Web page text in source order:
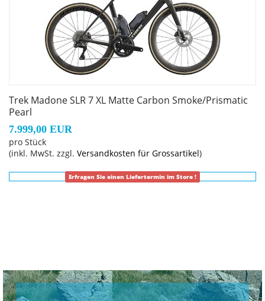
die Anpassung der Positionierung auf dem Bike, um
entweder in der Oberlenkerposition von einer besseren
Aerodynamik zu profitieren oder im Unterlenker mehr
Kraft aufs Pedal zu bringen.
Die mitgelieferten RSL Aero Trinkflaschen und
entwickelt, um die Madone noch schneller zu machen.
Gangschaltung: Shimano Ultegra R8150 Di2, max. 34 Z. an
Trek Madone SLR 7 XL Matte Carbon Smoke/Prismatic
Pearl
7.999,00 EUR
pro Stück
(inkl. MwSt. zzgl. Versandkosten für Grossartikel)
Erfragen Sie einen Liefertermin im Store !